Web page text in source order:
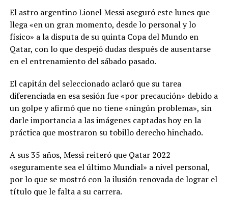
El astro argentino Lionel Messi aseguró este lunes que
llega «en un gran momento, desde lo personal y lo
físico» a la disputa de su quinta Copa del Mundo en
Qatar, con lo que despejó dudas después de ausentarse
en el entrenamiento del sábado pasado.
El capitán del seleccionado aclaró que su tarea
diferenciada en esa sesión fue «por precaución» debido a
un golpe y afirmó que no tiene «ningún problema», sin
darle importancia a las imágenes captadas hoy en la
práctica que mostraron su tobillo derecho hinchado.
A sus 35 años, Messi reiteró que Qatar 2022
«seguramente sea el último Mundial» a nivel personal,
por lo que se mostró con la ilusión renovada de lograr el
título que le falta a su carrera.